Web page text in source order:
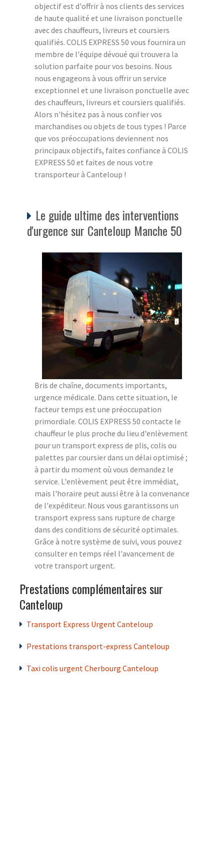
objectif est d'offrir à nos clients des services
de haute qualité et une livraison ponctuelle
avec des chauffeurs, livreurs et coursiers
qualifiés. COLIS EXPRESS 50 vous fournira un
membre de l'équipe dévoué qui trouvera la
solution parfaite pour vos besoins. Nous
nous engageons à vous offrir un service
exceptionnel et une livraison ponctuelle avec
des chauffeurs, livreurs et coursiers qualifiés.
Alors n'hésitez pas à nous confier vos
marchandises ou objets de tous types ! Parce
que vos préoccupations deviennent nos
principaux objectifs, faites confiance à COLIS
EXPRESS 50 et faites de nous votre
transporteur à Canteloup !
Le guide ultime des interventions
d'urgence sur Canteloup Manche 50
Bris de chaîne, documents importants,
urgence médicale. Dans cette situation, le
facteur temps est une préoccupation
primordiale. COLIS EXPRESS 50 contacte le
chauffeur le plus proche du lieu d'enlèvement
pour un transport express de plis, colis ou
palettes par coursier dans un délai optimisé ;
à partir du moment où vous demandez le
service. L'enlèvement peut être immédiat,
mais l'horaire peut aussi être à la convenance
de l'expéditeur. Nous vous garantissons un
transport express sans rupture de charge
dans des conditions de sécurité optimales.
Grâce à notre système de suivi, vous pouvez
consulter en temps réel l'avancement de
votre transport urgent.
Prestations complémentaires sur
Canteloup
Transport Express Urgent Canteloup
Prestations transport-express Canteloup
Taxi colis urgent Cherbourg Canteloup